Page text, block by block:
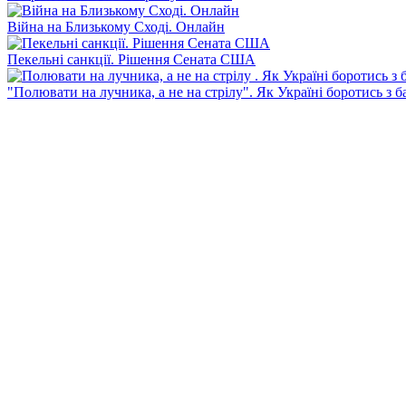
Війна на Близькому Сході. Онлайн
Пекельні санкції. Рішення Сената США
"Полювати на лучника, а не на стрілу". Як Україні боротись з